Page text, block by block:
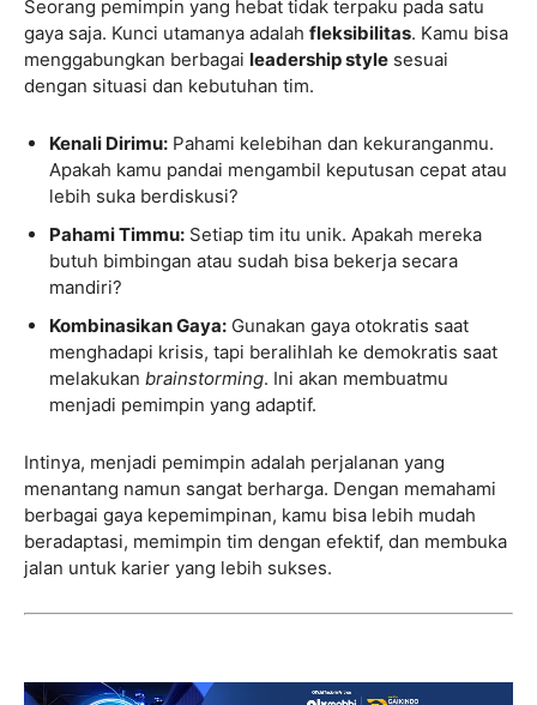
Seorang pemimpin yang hebat tidak terpaku pada satu
gaya saja. Kunci utamanya adalah fleksibilitas. Kamu bisa
menggabungkan berbagai leadership style sesuai
dengan situasi dan kebutuhan tim.
Kenali Dirimu: Pahami kelebihan dan kekuranganmu.
Apakah kamu pandai mengambil keputusan cepat atau
lebih suka berdiskusi?
Pahami Timmu: Setiap tim itu unik. Apakah mereka
butuh bimbingan atau sudah bisa bekerja secara
mandiri?
Kombinasikan Gaya: Gunakan gaya otokratis saat
menghadapi krisis, tapi beralihlah ke demokratis saat
melakukan brainstorming. Ini akan membuatmu
menjadi pemimpin yang adaptif.
Intinya, menjadi pemimpin adalah perjalanan yang
menantang namun sangat berharga. Dengan memahami
berbagai gaya kepemimpinan, kamu bisa lebih mudah
beradaptasi, memimpin tim dengan efektif, dan membuka
jalan untuk karier yang lebih sukses.